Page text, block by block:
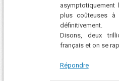
plus coûteuses à
définitivement.
Disons, deux
français et on se
Répondre